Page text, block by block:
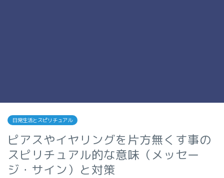
日常生活とスピリチュアル
ピアスやイヤリングを片方無くす事の
スピリチュアル的な意味（メッセー
ジ・サイン）と対策